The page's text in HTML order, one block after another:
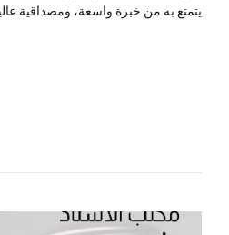
يتمتع به من خبرة واسعة، ومصداقية